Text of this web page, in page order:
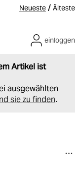
Neueste / Älteste
Artikel ist
ausgewählten
sie zu finden.
einloggen